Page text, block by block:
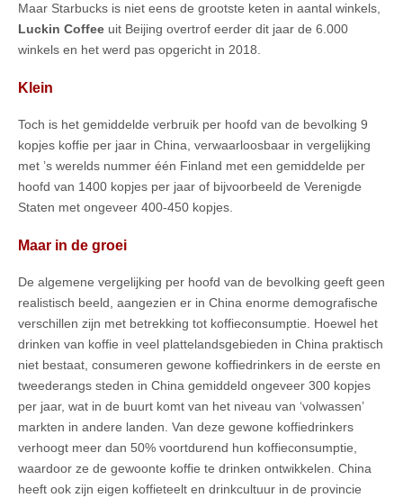
Maar Starbucks is niet eens de grootste keten in aantal winkels,
Luckin Coffee uit Beijing overtrof eerder dit jaar de 6.000
winkels en het werd pas opgericht in 2018.
Klein
Toch is het gemiddelde verbruik per hoofd van de bevolking 9
kopjes koffie per jaar in China, verwaarloosbaar in vergelijking
met ’s werelds nummer één Finland met een gemiddelde per
hoofd van 1400 kopjes per jaar of bijvoorbeeld de Verenigde
Staten met ongeveer 400-450 kopjes.
Maar in de groei
De algemene vergelijking per hoofd van de bevolking geeft geen
realistisch beeld, aangezien er in China enorme demografische
verschillen zijn met betrekking tot koffieconsumptie. Hoewel het
drinken van koffie in veel plattelandsgebieden in China praktisch
niet bestaat, consumeren gewone koffiedrinkers in de eerste en
tweederangs steden in China gemiddeld ongeveer 300 kopjes
per jaar, wat in de buurt komt van het niveau van ‘volwassen’
markten in andere landen. Van deze gewone koffiedrinkers
verhoogt meer dan 50% voortdurend hun koffieconsumptie,
waardoor ze de gewoonte koffie te drinken ontwikkelen. China
heeft ook zijn eigen koffieteelt en drinkcultuur in de provincie